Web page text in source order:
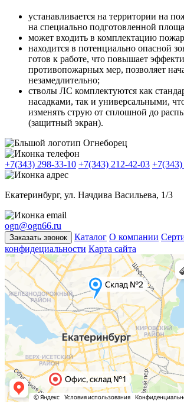
устанавливается на территории на
на специально подготовленной
может входить в комплектацию
находится в потенциально опасной
готов к работе, что повышает
противопожарных мер, позволяет
незамедлительно;
стволы ЛС комплектуются как
насадками, так и универсальными,
изменять струю от сплошной до
(защитный экран).
+7(343) 298-33-10 +7(343) 212-42-03
Екатеринбург, ул. Начдива Васильева, 1/3
ogn@ogn66.ru
Заказать звонок Каталог О компании
конфидециальности Карта сайта